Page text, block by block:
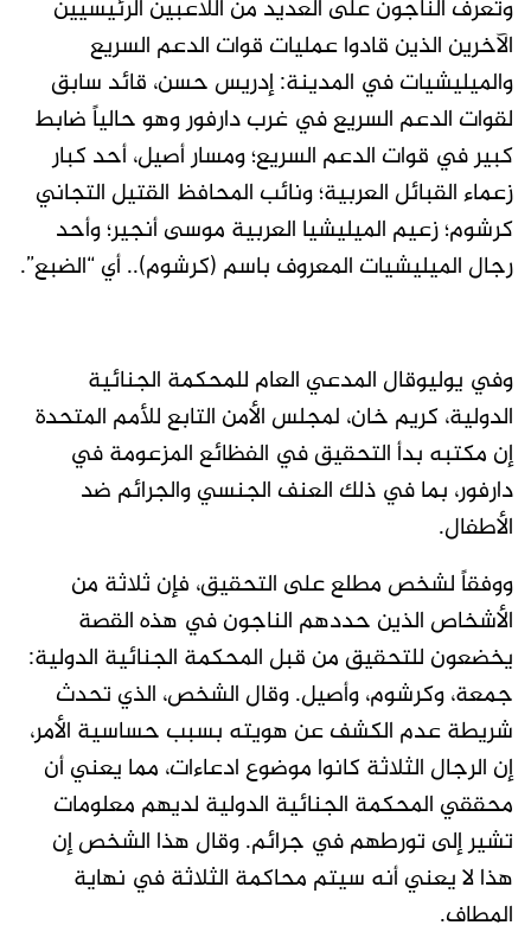
وتعرف الناجون على العديد من اللاعبين الرئيسيين
الآخرين الذين قادوا عمليات قوات الدعم السريع
والميليشيات في المدينة: إدريس حسن، قائد سابق
لقوات الدعم السريع في غرب دارفور وهو حالياً ضابط
كبير في قوات الدعم السريع؛ ومسار أصيل، أحد كبار
زعماء القبائل العربية؛ ونائب المحافظ القتيل التجاني
كرشوم؛ زعيم الميليشيا العربية موسى أنجير؛ وأحد
رجال الميليشيات المعروف باسم (كرشوم).. أي “الضبع”.
وفي يوليوقال المدعي العام للمحكمة الجنائية
الدولية، كريم خان، لمجلس الأمن التابع للأمم المتحدة
إن مكتبه بدأ التحقيق في الفظائع المزعومة في
دارفور، بما في ذلك العنف الجنسي والجرائم ضد
الأطفال.
ووفقاً لشخص مطلع على التحقيق، فإن ثلاثة من
الأشخاص الذين حددهم الناجون في هذه القصة
يخضعون للتحقيق من قبل المحكمة الجنائية الدولية:
جمعة، وكرشوم، وأصيل. وقال الشخص، الذي تحدث
شريطة عدم الكشف عن هويته بسبب حساسية الأمر،
إن الرجال الثلاثة كانوا موضوع ادعاءات، مما يعني أن
محققي المحكمة الجنائية الدولية لديهم معلومات
تشير إلى تورطهم في جرائم. وقال هذا الشخص إن
هذا لا يعني أنه سيتم محاكمة الثلاثة في نهاية
المطاف.